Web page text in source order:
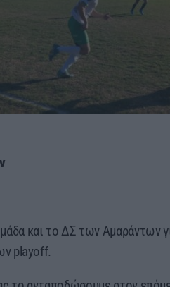
και το ΔΣ των Αμαράντων
playoff.